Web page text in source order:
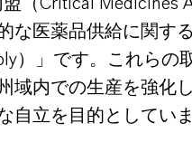
な医薬品供給に関す
）」です。これらの
域内での生産を強化
自立を目的としていま